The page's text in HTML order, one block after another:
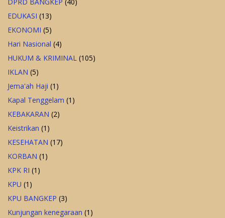
EDUKASI (13)
EKONOMI (5)
Hari Nasional (4)
HUKUM & KRIMINAL (105)
IKLAN (5)
Jema'ah Haji (1)
Kapal Tenggelam (1)
KEBAKARAN (2)
Keistrikan (1)
KESEHATAN (17)
KORBAN (1)
KPK RI (1)
KPU (1)
KPU BANGKEP (3)
Kunjungan kenegaraan (1)